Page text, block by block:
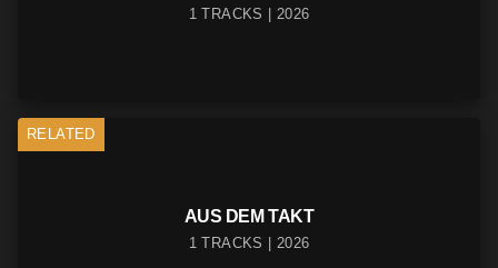
1 TRACKS | 2026
RELATED
AUS DEM TAKT
1 TRACKS | 2026